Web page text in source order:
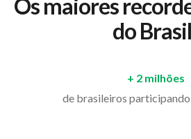
Os maiores
do
+ 2 milhões
de brasileiros